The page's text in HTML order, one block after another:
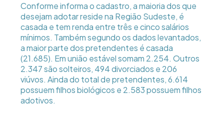
Conforme informa o cadastro, a maioria dos que
desejam adotar reside na Região Sudeste, é
casada e tem renda entre três e cinco salários
mínimos. Também segundo os dados levantados,
a maior parte dos pretendentes é casada
(21.685). Em união estável somam 2.254. Outros
2.347 são solteiros, 494 divorciados e 206
viúvos. Ainda do total de pretendentes, 6.614
possuem filhos biológicos e 2.583 possuem filhos
adotivos.